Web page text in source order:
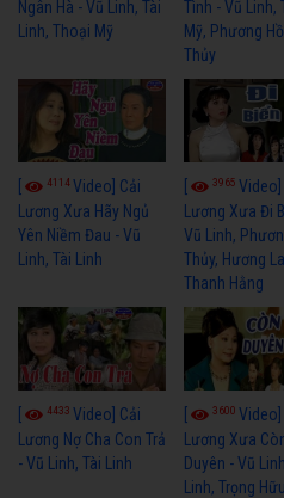
Ngân Hà - Vũ Linh, Tài
Linh, Thoại Mỹ
Tình - Vũ Linh,
Mỹ, Phương
Thủy
4114Video] Cải
Lương Xưa Hãy Ngủ
Yên Niềm Đau - Vũ
Linh, Tài Linh
3965Video]
Lương Xưa Đi
Vũ Linh,
Thủy, Hương
Thanh Hằng
4433 Video] Cải
Lương Nợ Cha Con Trả
- Vũ Linh, Tài Linh
3600Video]
Lương Xưa
Duyên - Vũ
Linh, Trọng Hữu